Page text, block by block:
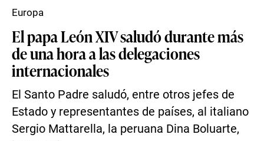
El papa León XIV saludó durante más
de una hora a las delegaciones
internacionales
El Santo Padre saludó, entre otros jefes de
Estado y representantes de países, al italiano
Sergio Mattarella, la peruana Dina Boluarte,
Europa